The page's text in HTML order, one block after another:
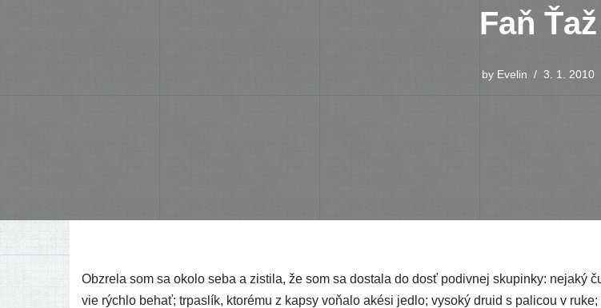
Faň Ťaž
by Evelin 3. 1. 2010
Obzrela som sa oko­lo seba a zis­ti­la, že som sa dosta­la do dosť podiv­nej sku­pin­ky: neja­ký
vie rých­lo behať; trpas­lík, kto­ré­mu z kap­sy voňa­lo aké­si jed­lo; vyso­ký dru­id s pali­cou v